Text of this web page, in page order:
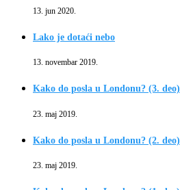
13. jun 2020.
Lako je dotaći nebo
13. novembar 2019.
Kako do posla u Londonu? (3. deo)
23. maj 2019.
Kako do posla u Londonu? (2. deo)
23. maj 2019.